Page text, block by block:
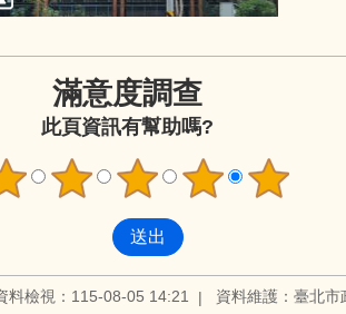
滿意度調查
此頁資訊有幫助嗎?
料檢視：115-08-05 14:21
資料維護：臺北